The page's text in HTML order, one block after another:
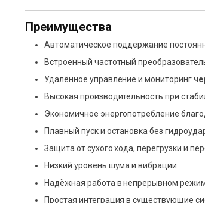
Преимущества
Автоматическое поддержание
Встроенный частотный
Удалённое управление и мониторинг
Высокая производительность при
Экономичное энергопотребление
Плавный пуск и остановка без
Защита от сухого хода, перегрузки и
Низкий уровень шума и вибрации.
Надёжная работа в непрерывном
Простая интеграция в существующие